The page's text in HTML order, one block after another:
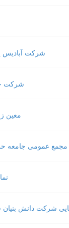
شرکت آبادیس
شرکت
معین
مجمع عمومی جامعه
شرکت دانش بنیان